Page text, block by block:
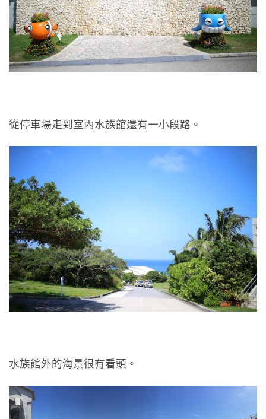
從停車場走到室內水族館還有一小段路。
水族館外的海景很有看頭。